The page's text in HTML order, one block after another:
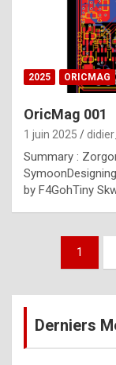
2025 ORICMAG
OricMag 001
1 juin 2025
Summary :
by F4GohTiny
Pagination
1
Derniers